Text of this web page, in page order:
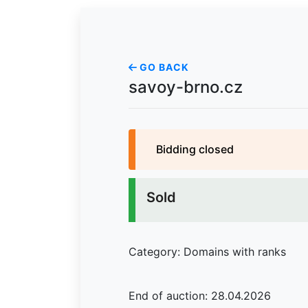
GO BACK
savoy-brno.cz
Bidding closed
Sold
Category: Domains with ranks
End of auction: 28.04.2026